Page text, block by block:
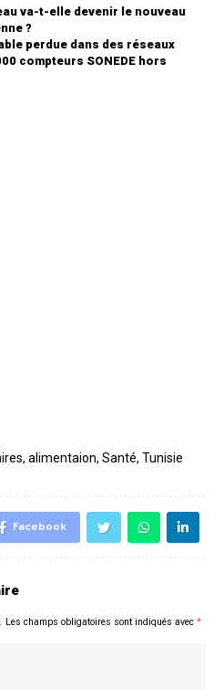
va-t-elle devenir le nouveau
?
perdue dans des réseaux
compteurs SONEDE hors
, alimentaion, Santé, Tunisie
Facebook
Les champs obligatoires sont indiqués avec *